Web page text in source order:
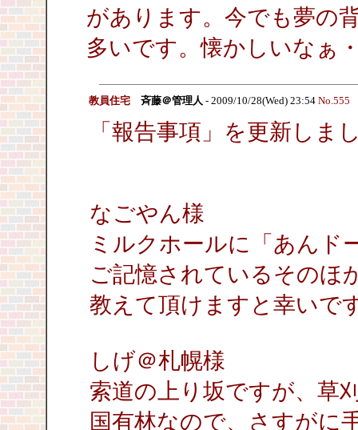
があります。今でも夢の
多いです。懐かしいなぁ
教員住宅 斉藤＠管理人 - 2009/10/28(Wed) 23:54 No.555
「報告事項」を更新しま
なごやん様
ミルクホールに「あんド
ご記憶されているそのほ
教えて頂けますと幸いで
しげ＠札幌様
索道の上り坂ですが、草
国有林なので、さすがに